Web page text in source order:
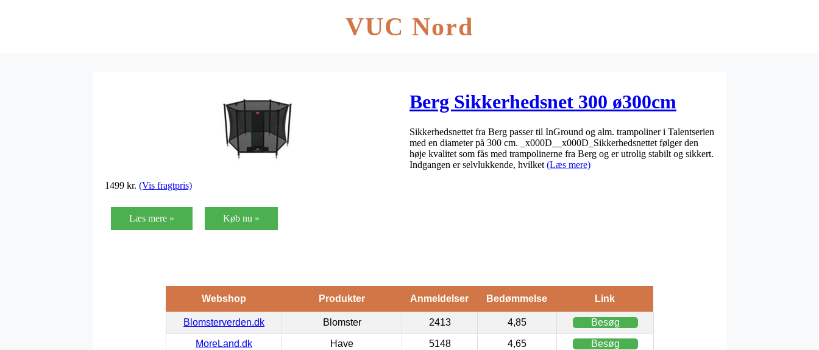
VUC Nord
Berg Sikkerhedsnet 300 ø300cm
Sikkerhedsnettet fra Berg passer til InGround og alm. trampoliner i Talentserien
med en diameter på 300 cm. _x000D__x000D_Sikkerhedsnettet følger den
høje kvalitet som fås med trampolinerne fra Berg og er utrolig stabilt og sikkert.
Indgangen er selvlukkende, hvilket (Læs mere)
1499 kr. (Vis fragtpris)
Læs mere » Køb nu »
Webshop Produkter Anmeldelser Bedømmelse Link
Blomsterverden.dk Blomster 2413 4,85 Besøg
MoreLand.dk Have 5148 4,65 Besøg